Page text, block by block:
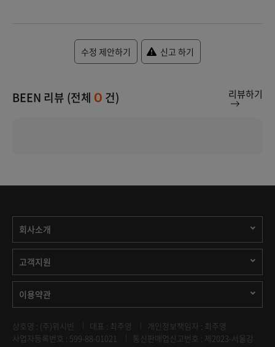
수정 제안하기 신고 하기
BEEN 리뷰 (전체 0 건) 리뷰하기
회사소개
고객지원
이용약관
상호명 : (주)위시빈 대표 : 최주영
개인정보책임자 : 최주영
사업자등록번호 : 599-88-01021
통신판매업신고번호 : 제2023-서울강